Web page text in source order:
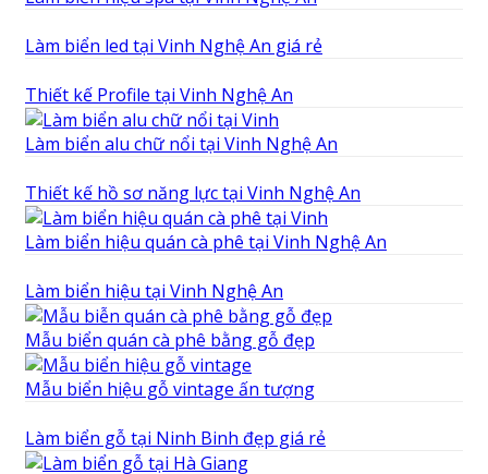
Làm biển led tại Vinh Nghệ An giá rẻ
Thiết kế Profile tại Vinh Nghệ An
Làm biển alu chữ nổi tại Vinh Nghệ An
Thiết kế hồ sơ năng lực tại Vinh Nghệ An
Làm biển hiệu quán cà phê tại Vinh Nghệ An
Làm biển hiệu tại Vinh Nghệ An
Mẫu biển quán cà phê bằng gỗ đẹp
Mẫu biển hiệu gỗ vintage ấn tượng
Làm biển gỗ tại Ninh Binh đẹp giá rẻ